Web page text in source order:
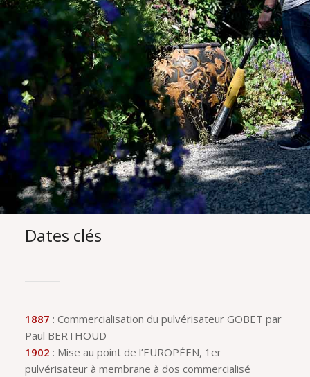
Dates clés
1887 : Commercialisation du pulvérisateur GOBET par
Paul BERTHOUD
1902 : Mise au point de l’EUROPÉEN, 1er
pulvérisateur à membrane à dos commercialisé